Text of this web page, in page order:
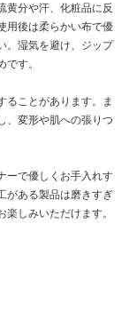
黄分や汗、化粧品に反
用後は柔らかい布で優
。湿気を避け、ジップ
す。
ることがあります。ま
、変形や肌への張りつ
ーで優しくお手入れす
がある製品は磨きすぎ
しみいただけます。